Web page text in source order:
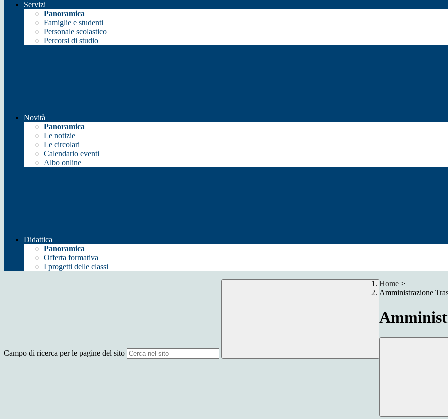
Servizi
Panoramica
Famiglie e studenti
Personale scolastico
Percorsi di studio
Novità
Panoramica
Le notizie
Le circolari
Calendario eventi
Albo online
Didattica
Panoramica
Offerta formativa
I progetti delle classi
Campo di ricerca per le pagine del sito
Home >
Amministrazione